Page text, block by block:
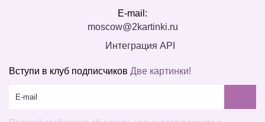
E-mail:
moscow@2kartinki.ru
Интеграция API
Вступи в клуб подписчиков Две картинки!